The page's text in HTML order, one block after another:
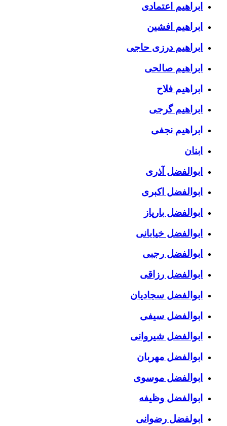
ابراهیم اعتمادی
ابراهیم افشین
ابراهیم درزی حاجی
ابراهیم صالحی
ابراهیم فلاح
ابراهیم گرجی
ابراهیم نجفی
ابنان
ابوالفضل آذری
ابوالفضل اکبری
ابوالفضل بارپاز
ابوالفضل خیابانی
ابوالفضل رجبی
ابوالفضل رزاقی
ابوالفضل سجادیان
ابوالفضل سیفی
ابوالفضل شیروانی
ابوالفضل مهربان
ابوالفضل موسوی
ابوالفضل وظیفه
ابولفضل رضوانی